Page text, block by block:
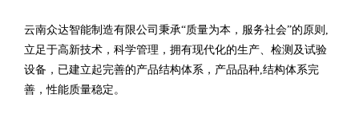
云南众达智能制造有限公司秉承“质量为本，服务社会”的原则,
立足于高新技术，科学管理，拥有现代化的生产、检测及试验
设备，已建立起完善的产品结构体系，产品品种,结构体系完
善，性能质量稳定。